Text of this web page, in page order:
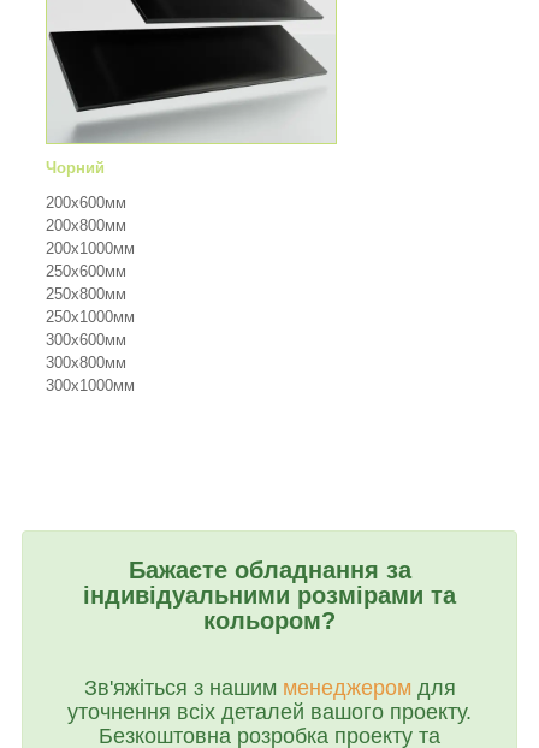
Чорний
200х600мм
200х800мм
200х1000мм
250х600мм
250х800мм
250х1000мм
300х600мм
300х800мм
300х1000мм
Бажаєте обладнання за
індивідуальними розмірами та
кольором?
Зв'яжіться з нашим менеджером для
уточнення всіх деталей вашого проекту.
Безкоштовна розробка проекту та